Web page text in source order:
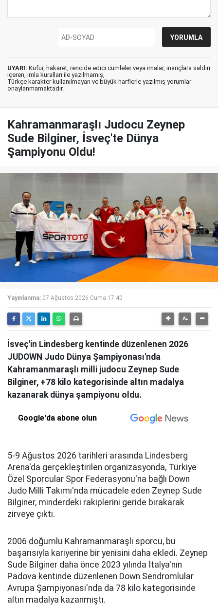
UYARI: Küfür, hakaret, rencide edici cümleler veya imalar, inançlara saldırı
içeren, imla kuralları ile yazılmamış,
Türkçe karakter kullanılmayan ve büyük harflerle yazılmış yorumlar
onaylanmamaktadır.
Kahramanmaraşlı Judocu Zeynep
Sude Bilginer, İsveç'te Dünya
Şampiyonu Oldu!
Yayınlanma: 07 Ağustos 2026 Cuma 17:40
İsveç'in Lindesberg kentinde düzenlenen 2026
JUDOWN Judo Dünya Şampiyonası'nda
Kahramanmaraşlı milli judocu Zeynep Sude
Bilginer, +78 kilo kategorisinde altın madalya
kazanarak dünya şampiyonu oldu.
Google'da abone olun
5-9 Ağustos 2026 tarihleri arasında Lindesberg
Arena'da gerçekleştirilen organizasyonda, Türkiye
Özel Sporcular Spor Federasyonu'na bağlı Down
Judo Milli Takımı'nda mücadele eden Zeynep Sude
Bilginer, minderdeki rakiplerini geride bırakarak
zirveye çıktı.
2006 doğumlu Kahramanmaraşlı sporcu, bu
başarısıyla kariyerine bir yenisini daha ekledi. Zeynep
Sude Bilginer daha önce 2023 yılında İtalya'nın
Padova kentinde düzenlenen Down Sendromlular
Avrupa Şampiyonası'nda da 78 kilo kategorisinde
altın madalya kazanmıştı.